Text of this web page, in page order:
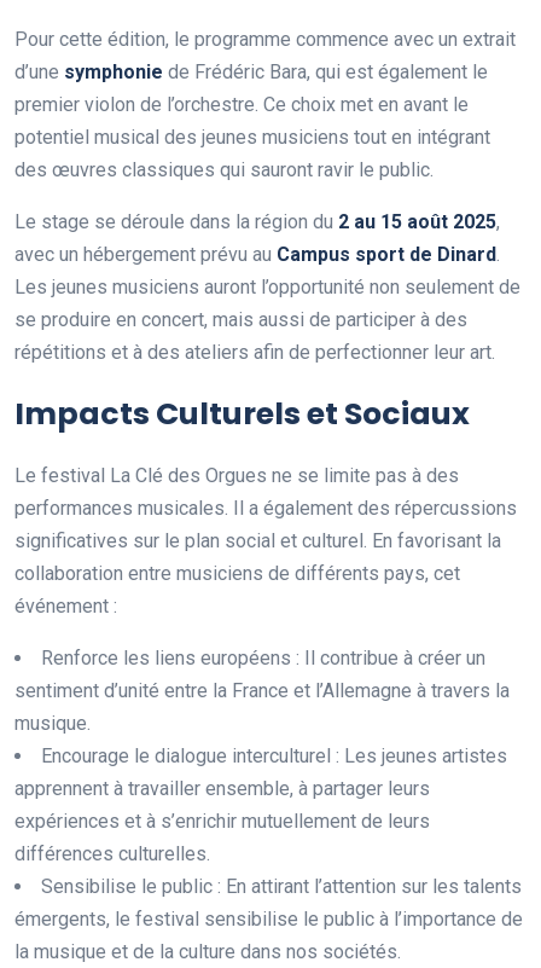
Pour cette édition, le programme commence avec un extrait
d’une symphonie de Frédéric Bara, qui est également le
premier violon de l’orchestre. Ce choix met en avant le
potentiel musical des jeunes musiciens tout en intégrant
des œuvres classiques qui sauront ravir le public.
Le stage se déroule dans la région du 2 au 15 août 2025,
avec un hébergement prévu au Campus sport de Dinard.
Les jeunes musiciens auront l’opportunité non seulement de
se produire en concert, mais aussi de participer à des
répétitions et à des ateliers afin de perfectionner leur art.
Impacts Culturels et Sociaux
Le festival La Clé des Orgues ne se limite pas à des
performances musicales. Il a également des répercussions
significatives sur le plan social et culturel. En favorisant la
collaboration entre musiciens de différents pays, cet
événement :
Renforce les liens européens : Il contribue à créer un
sentiment d’unité entre la France et l’Allemagne à travers la
musique.
Encourage le dialogue interculturel : Les jeunes artistes
apprennent à travailler ensemble, à partager leurs
expériences et à s’enrichir mutuellement de leurs
différences culturelles.
Sensibilise le public : En attirant l’attention sur les talents
émergents, le festival sensibilise le public à l’importance de
la musique et de la culture dans nos sociétés.